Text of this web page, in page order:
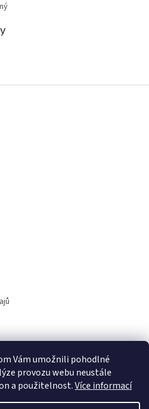
Vám umožnili pohodlné
provozu webu neustále
a použitelnost.Více informací